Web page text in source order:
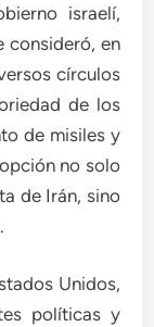
israelí,
consideró, en
círculos
de los
de misiles y
no solo
de Irán, sino
Unidos,
políticas y